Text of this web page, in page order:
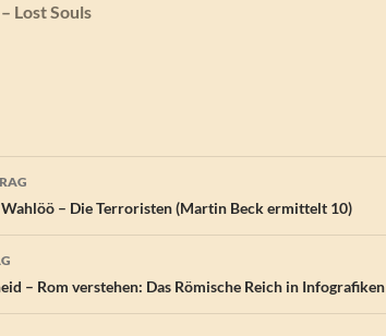
Lost Souls
– Die Terroristen (Martin Beck ermittelt 10)
– Rom verstehen: Das Römische Reich in Infografiken